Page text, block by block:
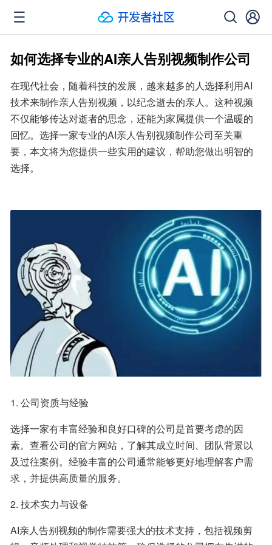
如何选择专业的AI亲人告别视频制作公司
在现代社会，随着科技的发展，越来越多的人选择利用AI
技术来制作亲人告别视频，以纪念逝去的亲人。这种视频
不仅能够传达对逝者的思念，还能为家属提供一个温暖的
回忆。选择一家专业的AI亲人告别视频制作公司至关重
要，本文将为您提供一些实用的建议，帮助您做出明智的
选择。
1. 公司资质与经验
选择一家有丰富经验和良好口碑的公司是首要考虑的因
素。查看公司的官方网站，了解其成立时间、团队背景以
及过往案例。经验丰富的公司通常能够更好地理解客户需
求，并提供高质量的服务。
2. 技术实力与设备
AI亲人告别视频的制作需要强大的技术支持，包括视频剪